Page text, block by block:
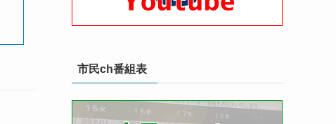
市民ch番組表